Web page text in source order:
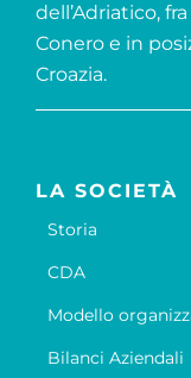
dell’Adriatico,
Conero e in
Croazia.
LA SOCIETÀ
Storia
CDA
Modello
Bilanci Aziendali